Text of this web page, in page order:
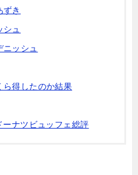
ずき
ュ
ッシュ
ら得したのか結果
ナツビュッフェ総評